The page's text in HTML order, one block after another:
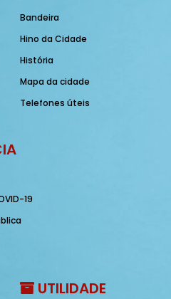
Bandeira
Hino da Cidade
História
Mapa da cidade
Telefones úteis
19
UTILIDADE